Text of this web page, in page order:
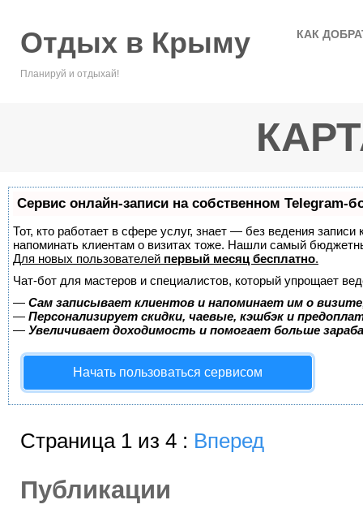
Отдых в Крыму
Планируй и отдыхай!
КАК
Сервис онлайн-записи на собственном Telegram-
Тот, кто работает в сфере услуг, знает — без ведения
напоминать клиентам о визитах тоже. Нашли самый
Для новых пользователей первый месяц бесплатно.
Чат-бот для мастеров и специалистов, который упрощает
— Сам записывает клиентов и напоминает им о
— Персонализирует скидки, чаевые, кэшбэк и
— Увеличивает доходимость и помогает больше
Начать пользоваться сервисом
Страница 1 из 4 : Вперед
Публикации